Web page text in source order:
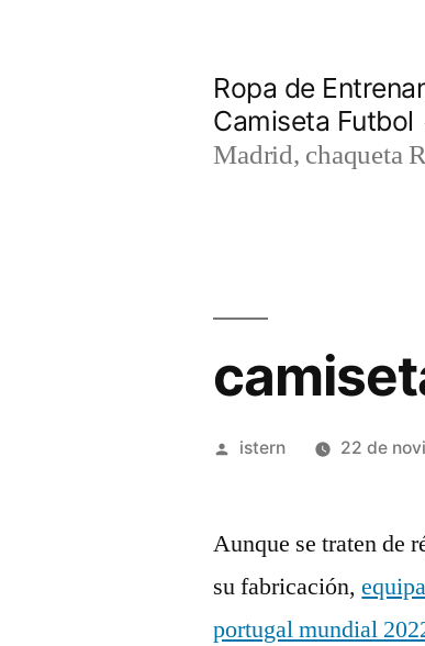
Ropa de
Camiseta Futbol
Madrid, chaqueta
Publicado
istern 22 de
Aunque se traten de
su fabricación,
portugal mundial